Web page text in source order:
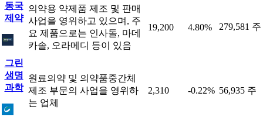
동국
제약
의약용 약제품 제조 및 판매
사업을 영위하고 있으며, 주
요 제품으로는 인사돌, 마데
카솔, 오라메디 등이 있음
19,200 4.80% 279,581 주
그린
생명
과학
원료의약 및 의약품중간체
제조 부문의 사업을 영위하
는 업체
2,310 -0.22% 56,935 주